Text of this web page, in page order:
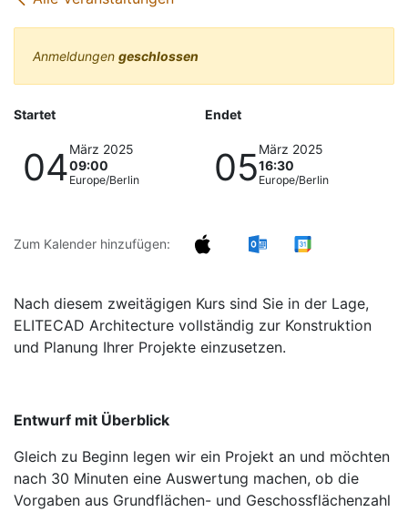
Anmeldungen geschlossen
Startet
04März 2025
09:00
Europe/Berlin
Endet
05März 2025
16:30
Europe/Berlin
Zum Kalender hinzufügen:
Nach diesem zweitägigen Kurs sind Sie in der Lage,
ELITECAD Architecture vollständig zur Konstruktion
und Planung Ihrer Projekte einzusetzen.
Entwurf mit Überblick
Gleich zu Beginn legen wir ein Projekt an und möchten
nach 30 Minuten eine Auswertung machen, ob die
Vorgaben aus Grundflächen- und Geschossflächenzahl